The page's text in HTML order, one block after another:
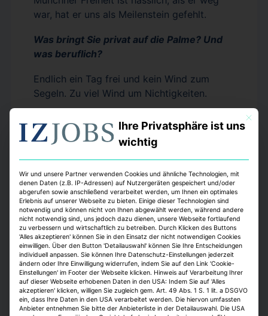
war, hat er uns als Meilenstein gefehlt.
Was bringt Sie privat auf die Palme? Und
was beruflich?
Endlich ein Tag frei und kein Wind zum
Segeln. Zu viel Wind um Nichtigkeiten.
Für welches private Vergnügen haben Sie
zu wenig Zeit?
Symphonie-Konzerte.
Nennen Sie einen Ihrer Lieblingssongs.
Classical Barbra (Streisand), Dank sei Dir,
Herr (Händel).
Welche kürzlich besuchte Veranstaltung
hat Ihnen besonders gut gefallen?
Kino: Trip to Asia; Simon Rattle: die Balance
zwischen Orchester und Dirigent ist an
Mit
Ihre Privatsphäre ist uns
wichtig
Wir und unsere Partner verwenden Cookies und ähnliche Technologien, mit
denen Daten (z.B. IP-Adressen) auf Nutzergeräten gespeichert und/oder
abgerufen sowie anschließend verarbeitet werden, um Ihnen ein optimales
Erlebnis auf unserer Webseite zu bieten. Einige dieser Technologien sind
notwendig und können nicht von Ihnen abgewählt werden, während andere
nicht notwendig sind, uns jedoch dazu dienen, unsere Webseite fortlaufend
zu verbessern und wirtschaftlich zu betreiben. Durch Klicken des Buttons
'Alles akzeptieren' können Sie in den Einsatz der nicht notwendigen Cookies
einwilligen. Über den Button 'Detailauswahl' können Sie Ihre Entscheidungen
individuell anpassen. Sie können Ihre Datenschutz-Einstellungen jederzeit
ändern oder Ihre Einwilligung widerrufen, indem Sie auf den Link 'Cookie-
Einstellungen' im Footer der Webseite klicken. Hinweis auf Verarbeitung Ihrer
auf dieser Webseite erhobenen Daten in den USA: Indem Sie auf 'Alles
akzeptieren' klicken, willigen Sie zugleich gem. Art. 49 Abs. 1 S. 1 lit. a DSGVO
ein, dass Ihre Daten in den USA verarbeitet werden. Die hiervon umfassten
Anbieter entnehmen Sie bitte der Anbieterliste in der Detailauswahl. Die USA